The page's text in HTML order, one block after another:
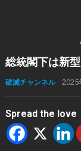
総統閣下は新
破滅チャンネル 2025
Spread the love